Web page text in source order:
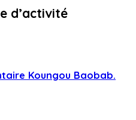
d’activité
Koungou Baobab.